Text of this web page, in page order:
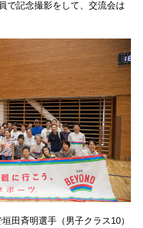
で記念撮影をして、交流会は
田斉明選手（男子クラス10）